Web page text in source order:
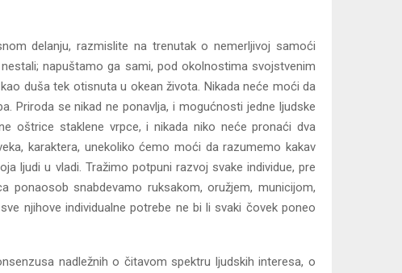
delanju, razmislite na trenutak o nemerljivoj samoći
napuštamo ga sami, pod okolnostima svojstvenim
duša tek otisnuta u okean života. Nikada neće moći da
Priroda se nikad ne ponavlja, i mogućnosti jedne ljudske
oštrice staklene vrpce, i nikada niko neće pronaći dva
karaktera, unekoliko ćemo moći da razumemo kakav
ljudi u vladi. Tražimo potpuni razvoj svake individue, pre
ponaosob snabdevamo ruksakom, oružjem, municijom,
njihove individualne potrebe ne bi li svaki čovek poneo
nadležnih o čitavom spektru ljudskih interesa, o